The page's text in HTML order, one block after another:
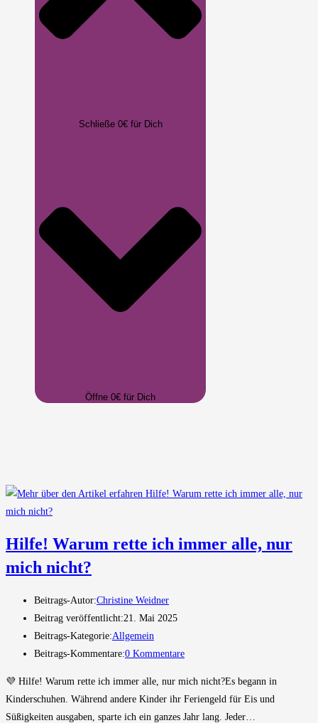
Schließe 0€ für Dich
Öffne 0€ für Dich
Hilfe! Warum rette ich immer alle, nur
mich nicht?
Beitrags-Autor:Christine Weidner
Beitrag veröffentlicht:21. Mai 2025
Beitrags-Kategorie:Allgemein
Beitrags-Kommentare:0 Kommentare
💜 Hilfe! Warum rette ich immer alle, nur mich nicht?Es begann in
Kinderschuhen. Während andere Kinder ihr Feriengeld für Eis und
Süßigkeiten ausgaben, sparte ich ein ganzes Jahr lang. Jeder…